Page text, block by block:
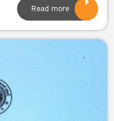
Read more